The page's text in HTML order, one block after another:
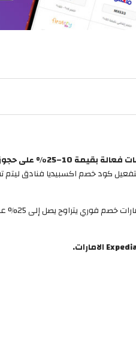
بخصومات فعالة
اضغط لتفعيل كود خصم اكسبيديا
الذي